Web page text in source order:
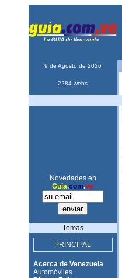
9 de Agosto de 2026
2284 webs
Novedades en
Guia.com.ve
Temas
PRINCIPAL
Acerca de Venezuela
Automóviles